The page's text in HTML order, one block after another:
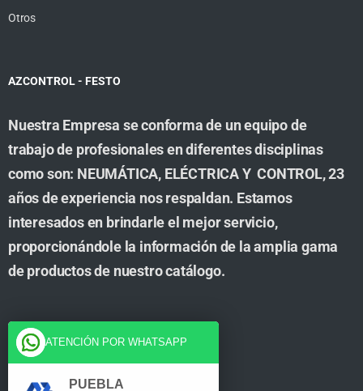
Otros
AZCONTROL - FESTO
Nuestra Empresa se conforma de un equipo de
trabajo de profesionales en diferentes disciplinas
como son: NEUMÁTICA, ELÉCTRICA Y CONTROL, 23
años de experiencia nos respaldan. Estamos
interesados en brindarle el mejor servicio,
proporcionándole la información de la amplia gama
de productos de nuestro catálogo.
Cuenta
Tienda
ATENCIÓN POR WHATSAPP
PUEBLA